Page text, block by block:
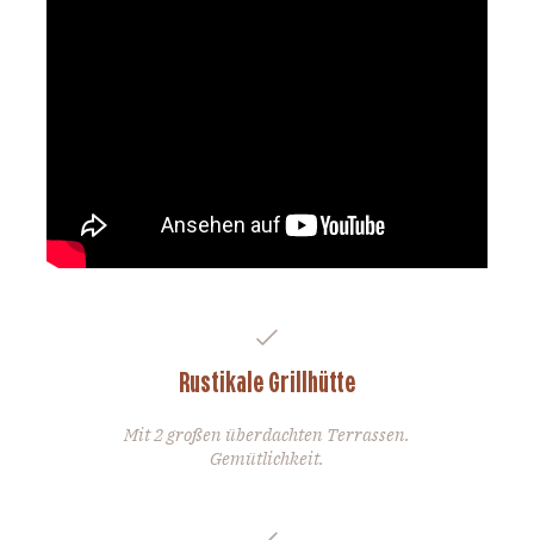
Rustikale Grillhütte
Mit 2 großen überdachten Terrassen.
Gemütlichkeit.